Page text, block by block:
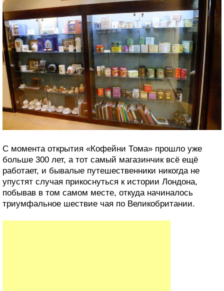
С момента открытия «Кофейни Тома» прошло уже
больше 300 лет, а тот самый магазинчик всё ещё
работает, и бывалые путешественники никогда не
упустят случая прикоснуться к истории Лондона,
побывав в том самом месте, откуда начиналось
триумфальное шествие чая по Великобритании.